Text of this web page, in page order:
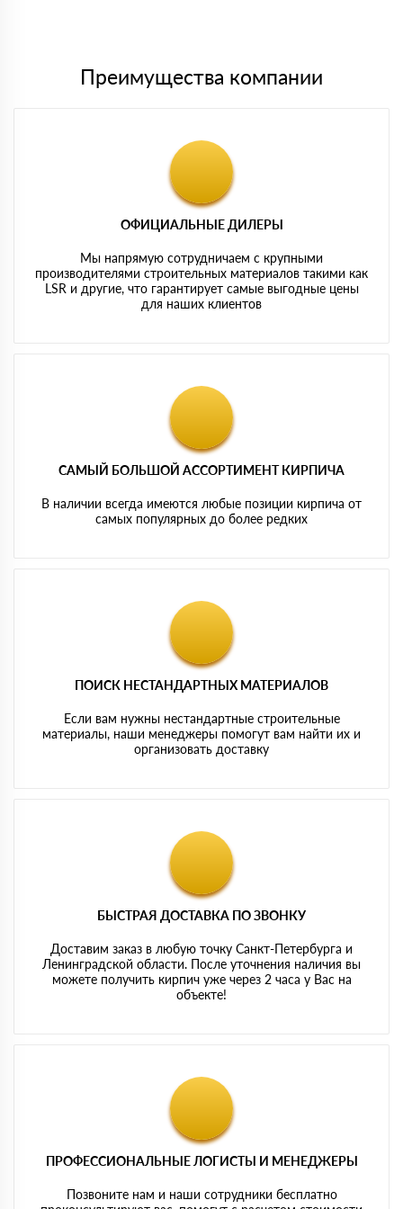
Преимущества компании
ОФИЦИАЛЬНЫЕ ДИЛЕРЫ
Мы напрямую сотрудничаем с крупными
производителями строительных материалов такими как
LSR и другие, что гарантирует самые выгодные цены
для наших клиентов
САМЫЙ БОЛЬШОЙ АССОРТИМЕНТ КИРПИЧА
В наличии всегда имеются любые позиции кирпича от
самых популярных до более редких
ПОИСК НЕСТАНДАРТНЫХ МАТЕРИАЛОВ
Если вам нужны нестандартные строительные
материалы, наши менеджеры помогут вам найти их и
организовать доставку
БЫСТРАЯ ДОСТАВКА ПО ЗВОНКУ
Доставим заказ в любую точку Санкт-Петербурга и
Ленинградской области. После уточнения наличия вы
можете получить кирпич уже через 2 часа у Вас на
объекте!
ПРОФЕССИОНАЛЬНЫЕ ЛОГИСТЫ И МЕНЕДЖЕРЫ
Позвоните нам и наши сотрудники бесплатно